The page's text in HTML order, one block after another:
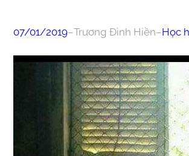
07/01/2019–Trương Đình Hiền–Học